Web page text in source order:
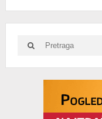
for:
Search